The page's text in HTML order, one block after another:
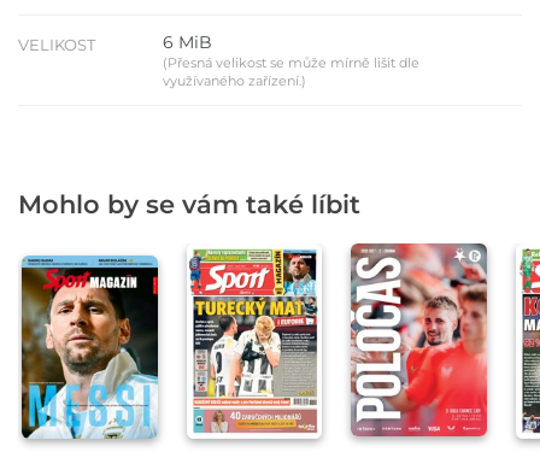
VELIKOST 6 MiB
(Přesná velikost se může mírně lišit dle
využívaného zařízení.)
Mohlo by se vám také líbit